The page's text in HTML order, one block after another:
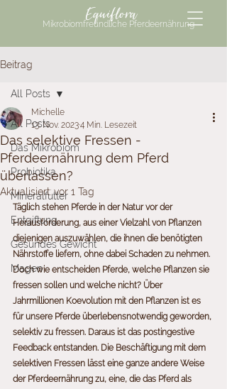
Equiflora
Mikrobiomfreundliche Pferdeernährung
Beitrag
All Posts
Das Mikrobiom
Probiotika
Mineralfutter
Entgiftung
Gesundes Gewicht
Magen
All Posts
Das selektive Fressen -
Pferdeernährung dem Pferd
überlassen?
Michelle
13. Nov. 20234 Min. Lesezeit
Aktualisiert:vor 1 Tag
Täglich stehen Pferde in der Natur vor der
Herausforderung, aus einer Vielzahl von Pflanzen
diejenigen auszuwählen, die ihnen die benötigten
Nährstoffe liefern, ohne dabei Schaden zu nehmen.
Doch wie entscheiden Pferde, welche Pflanzen sie
fressen sollen und welche nicht? Über
Jahrmillionen Koevolution mit den Pflanzen ist es
für unsere Pferde überlebensnotwendig geworden,
selektiv zu fressen. Daraus ist das postingestive
Feedback entstanden. Die Beschäftigung mit dem
selektiven Fressen lässt eine ganze andere Weise
der Pferdeernährung zu, eine, die das Pferd als